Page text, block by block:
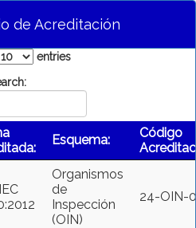
de Acreditación
entries
Esquema:
Código
Organismos
de
Inspección
(OIN)
24-OIN-